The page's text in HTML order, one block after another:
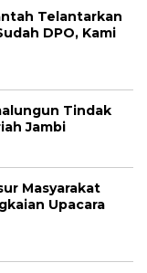
Telantarkan
DPO, Kami
Tindak
Jambi
Masyarakat
Upacara